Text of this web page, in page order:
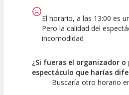
El horario, a las 13:00 es
Pero la calidad del
incomodidad
¿Si fueras el organizador
espectáculo que harías
Buscaría otro horario